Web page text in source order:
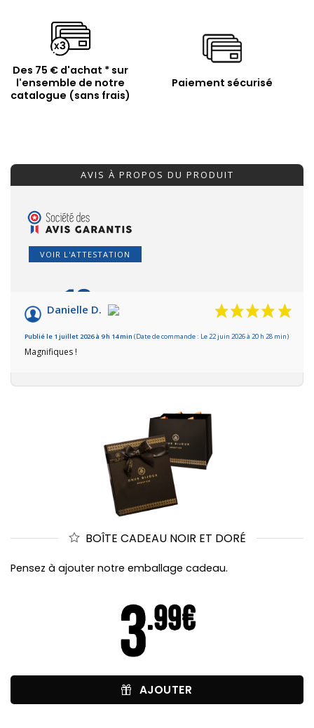
Des 75 € d'achat * sur
l'ensemble de notre
catalogue (sans frais)
Paiement sécurisé
AVIS À PROPOS DU PRODUIT
VOIR L'ATTESTATION
10/10
Basé sur 1 avis
Danielle D.
Publié le 1 juillet 2026 à 9 h 14 min (Date de commande : Le 22 juin 2026 à 20 h 28 min)
Magnifiques !
BOÎTE CADEAU NOIR ET DORÉ
Pensez à ajouter notre emballage cadeau.
AJOUTER